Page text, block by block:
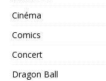
Cinéma
Comics
Concert
Dragon Ball